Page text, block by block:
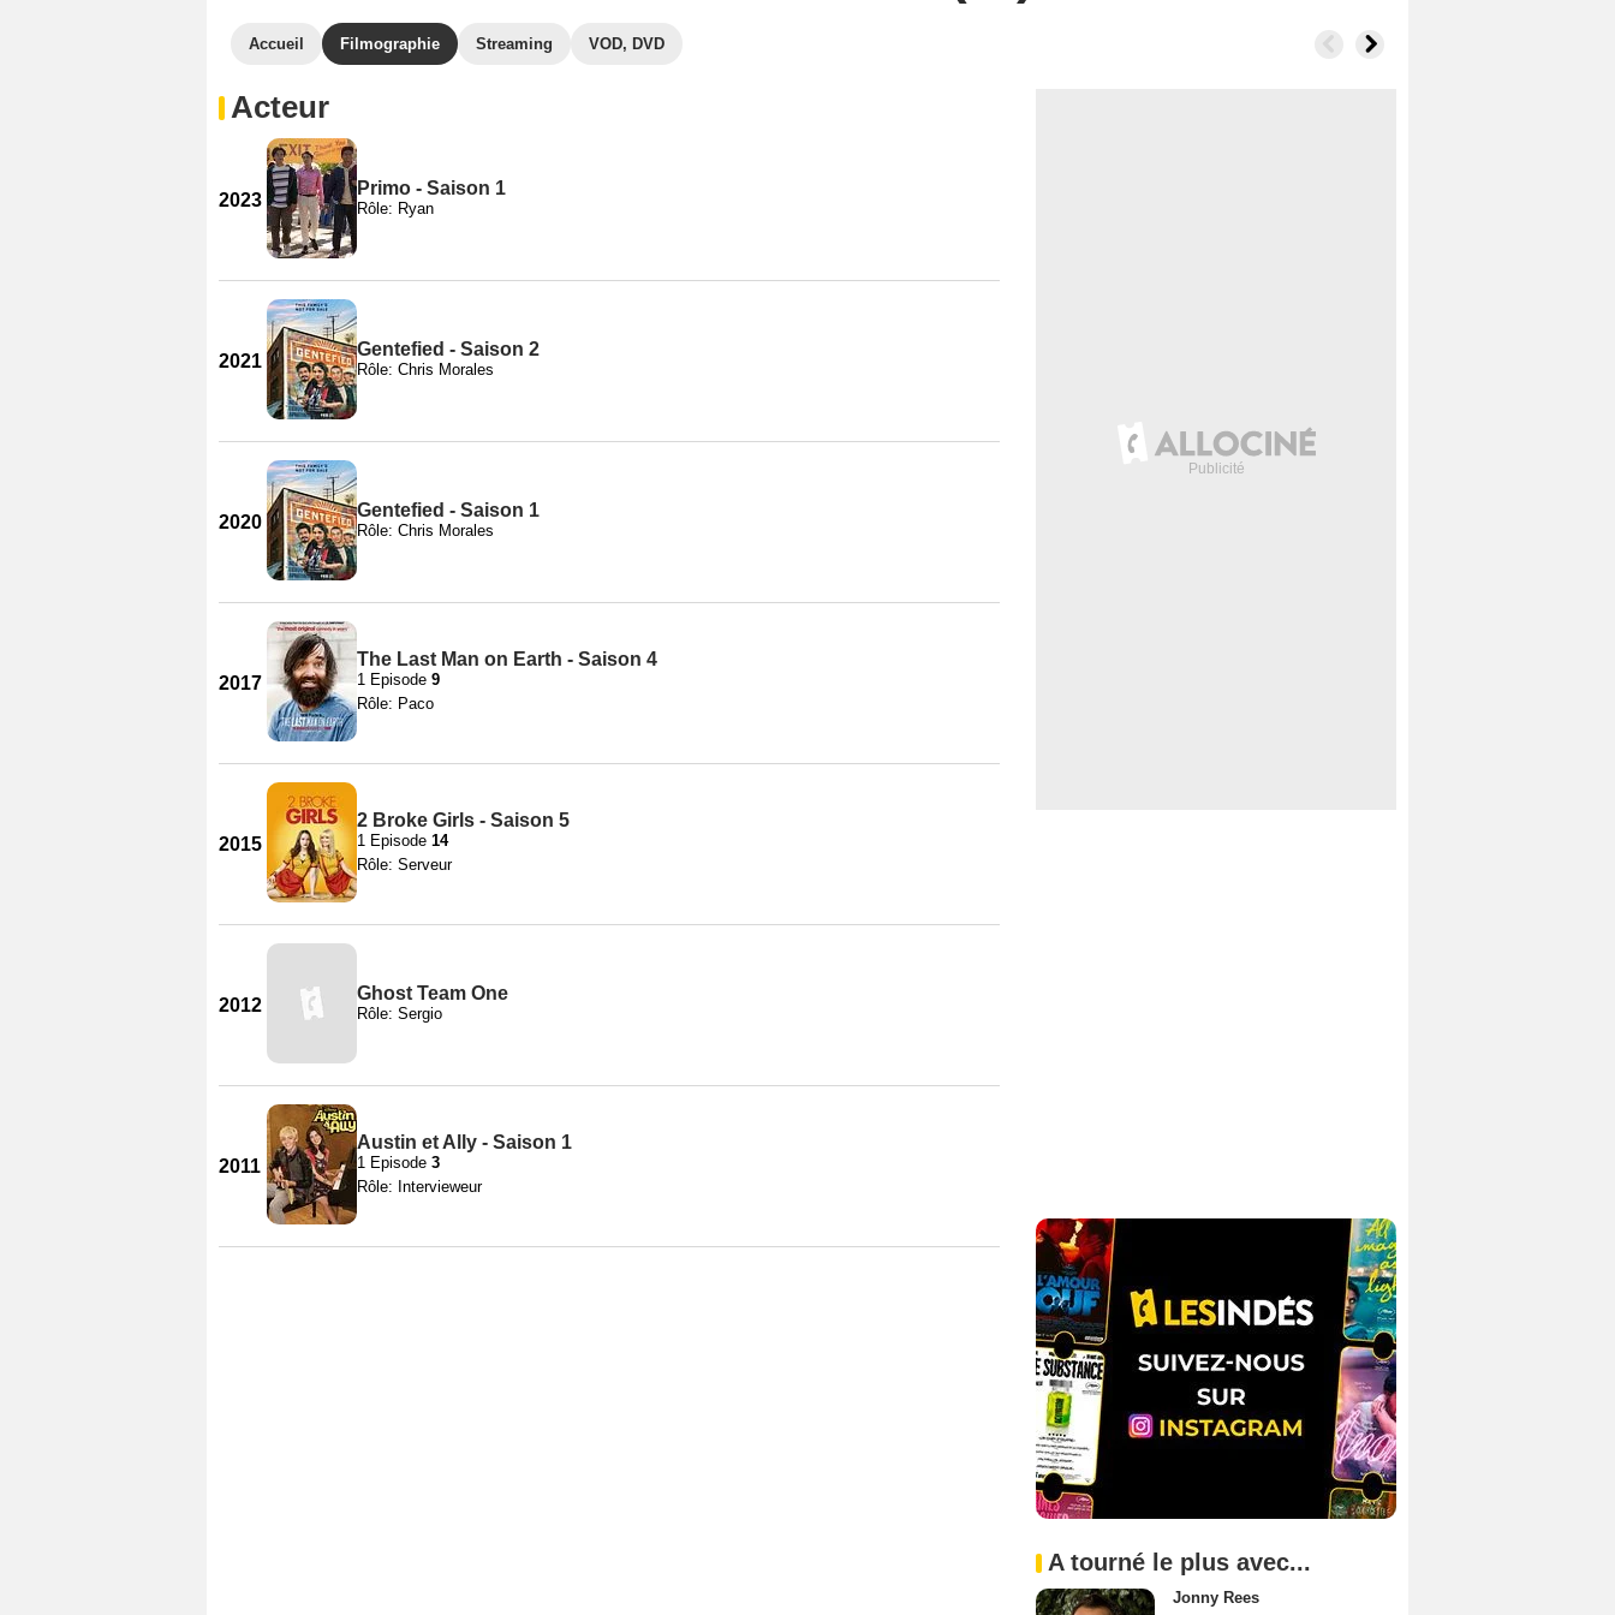
Accueil Filmographie Streaming VOD, DVD
Acteur
2023
Primo - Saison 1
Rôle: Ryan
2021
Gentefied - Saison 2
Rôle: Chris Morales
2020
Gentefied - Saison 1
Rôle: Chris Morales
2017
The Last Man on Earth - Saison 4
1 Episode 9
Rôle: Paco
2015
2 Broke Girls - Saison 5
1 Episode 14
Rôle: Serveur
2012
Ghost Team One
Rôle: Sergio
2011
Austin et Ally - Saison 1
1 Episode 3
Rôle: Intervieweur
A tourné le plus avec...
Jonny Rees